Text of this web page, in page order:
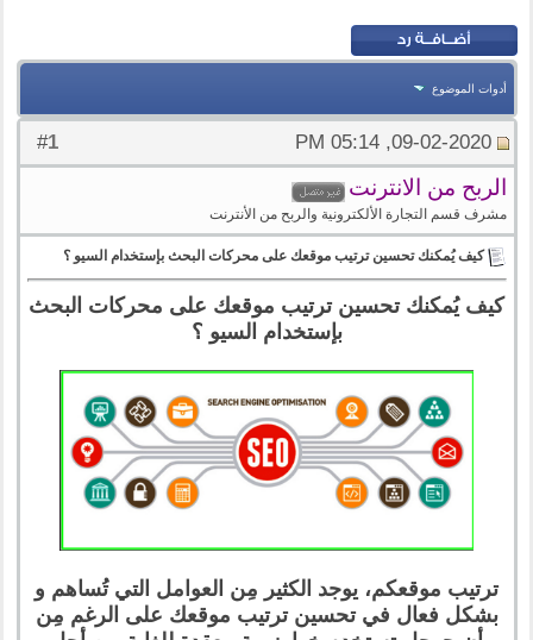
أدوات الموضوع
#
1 09-02-2020, 05:14 PM
الربح من الانترنت
مشرف قسم التجارة الألكترونية والربح من الأنترنت
كيف يُمكنك تحسين ترتيب موقعك على محركات البحث بإستخدام السيو ؟
كيف يُمكنك تحسين ترتيب موقعك على محركات البحث
بإستخدام السيو ؟
ترتيب موقعكم، يوجد الكثير مِن العوامل التي تُساهم و
بشكل فعال في تحسين ترتيب موقعك على الرغم مِن